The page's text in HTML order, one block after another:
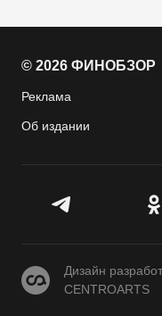
© 2026 ФИНОБЗОР
Реклама
Об издании
CENTROARTS